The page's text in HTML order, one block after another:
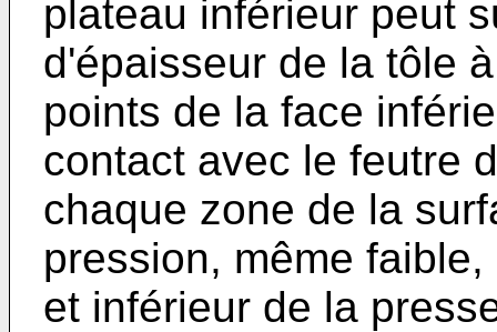
plateau inférieur peut
d'épaisseur de la tôle
points de la face
contact avec le feutre
chaque zone de la
pression, même
et inférieur de la